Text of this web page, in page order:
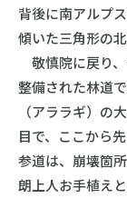
背後に南アルプ
傾いた三角形の
敬慎院に戻り、
整備された林道
（アララギ）の
目で、ここから
参道は、崩壊箇
朗上人お手植え